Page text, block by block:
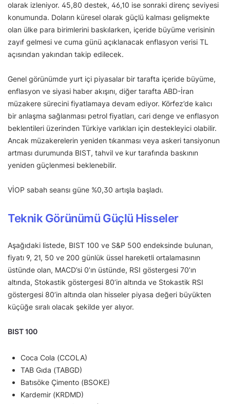
olarak izleniyor. 45,80 destek, 46,10 ise sonraki direnç seviyesi
konumunda. Doların küresel olarak güçlü kalması gelişmekte
olan ülke para birimlerini baskılarken, içeride büyüme verisinin
zayıf gelmesi ve cuma günü açıklanacak enflasyon verisi TL
açısından yakından takip edilecek.
Genel görünümde yurt içi piyasalar bir tarafta içeride büyüme,
enflasyon ve siyasi haber akışını, diğer tarafta ABD-İran
müzakere sürecini fiyatlamaya devam ediyor. Körfez’de kalıcı
bir anlaşma sağlanması petrol fiyatları, cari denge ve enflasyon
beklentileri üzerinden Türkiye varlıkları için destekleyici olabilir.
Ancak müzakerelerin yeniden tıkanması veya askeri tansiyonun
artması durumunda BIST, tahvil ve kur tarafında baskının
yeniden güçlenmesi beklenebilir.
VİOP sabah seansı güne %0,30 artışla başladı.
Teknik Görünümü Güçlü Hisseler
Aşağıdaki listede, BIST 100 ve S&P 500 endeksinde bulunan,
fiyatı 9, 21, 50 ve 200 günlük üssel hareketli ortalamasının
üstünde olan, MACD’si 0’ın üstünde, RSI göstergesi 70’ın
altında, Stokastik göstergesi 80’in altında ve Stokastik RSI
göstergesi 80’in altında olan hisseler piyasa değeri büyükten
küçüğe sıralı olacak şekilde yer alıyor.
BIST 100
Coca Cola (CCOLA)
TAB Gıda (TABGD)
Batısöke Çimento (BSOKE)
Kardemir (KRDMD)